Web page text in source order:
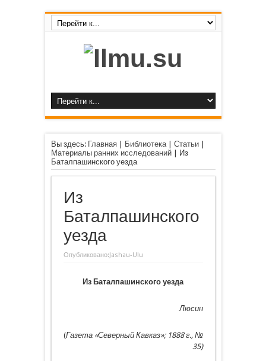
Вы здесь: Главная| Библиотека| Статьи|
Материалы ранних исследований|
Из
Баталпашинского уезда
Из
Баталпашинского
уезда
Опубликовано:Jashau-Ulu
Из Баталпашинского уезда
Люсин
(Газета «Северный Кавказ»; 1888 г., №
35)